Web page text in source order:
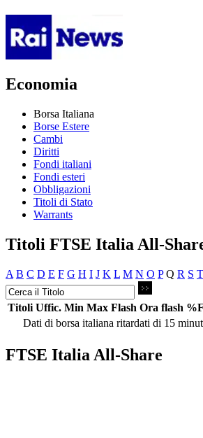
Economia
Borsa Italiana
Borse Estere
Cambi
Diritti
Fondi italiani
Fondi esteri
Obbligazioni
Titoli di Stato
Warrants
Titoli FTSE Italia All-
A B C D E F G H I J K L M N O P Q R S T
Titoli Uffic. Min Max Flash Ora flash
Dati di borsa italiana ritardati di 15
FTSE Italia All-Share